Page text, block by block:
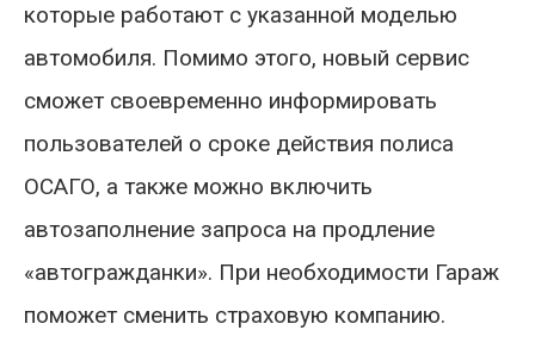
которые работают с указанной моделью
автомобиля. Помимо этого, новый сервис
сможет своевременно информировать
пользователей о сроке действия полиса
ОСАГО, а также можно включить
автозаполнение запроса на продление
«автогражданки». При необходимости Гараж
поможет сменить страховую компанию.